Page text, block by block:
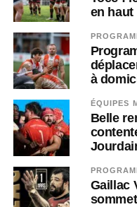
en haut
à
ÉQUIPES
Belle
Gaillac